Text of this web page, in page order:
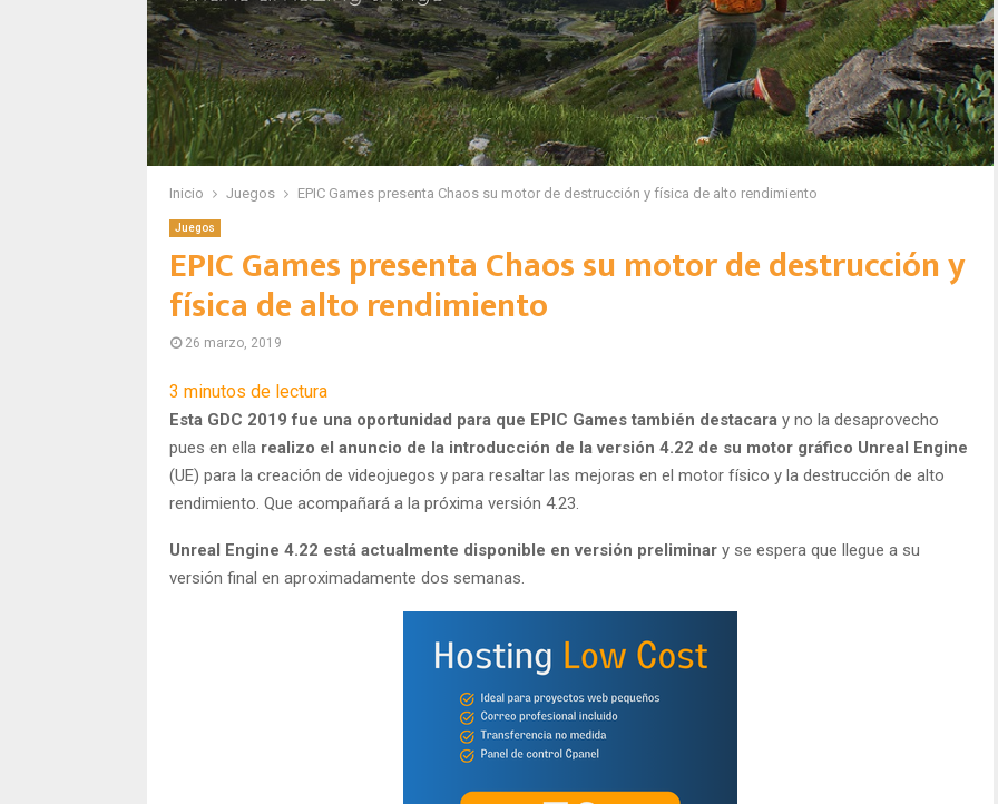
Inicio Juegos EPIC Games presenta Chaos su motor de destrucción y física de alto rendimiento
Juegos
EPIC Games presenta Chaos su motor de destrucción y
física de alto rendimiento
26 marzo, 2019
3 minutos de lectura
Esta GDC 2019 fue una oportunidad para que EPIC Games también destacara y no la desaprovecho
pues en ella realizo el anuncio de la introducción de la versión 4.22 de su motor gráfico Unreal Engine
(UE) para la creación de videojuegos y para resaltar las mejoras en el motor físico y la destrucción de alto
rendimiento. Que acompañará a la próxima versión 4.23.
Unreal Engine 4.22 está actualmente disponible en versión preliminar y se espera que llegue a su
versión final en aproximadamente dos semanas.